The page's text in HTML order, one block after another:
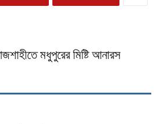
মধুপুরের মিষ্টি আনারস